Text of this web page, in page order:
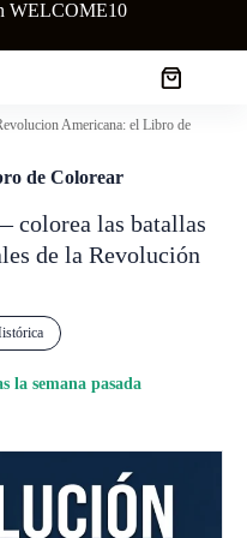
WELCOME10
Carro
compra
Americana: el Libro de
de Colorear
colorea las batallas
de la Revolución
la semana pasada